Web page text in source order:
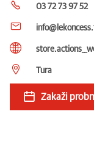
03 72 73 97 52
Tura
Zakaži